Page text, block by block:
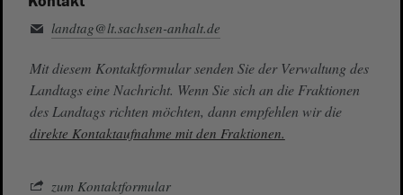
landtag@lt.sachsen-anhalt.de
Mit diesem Kontaktformular senden Sie der Verwaltung des
Landtags eine Nachricht. Wenn Sie sich an die Fraktionen
des Landtags richten möchten, dann empfehlen wir die
direkte Kontaktaufnahme mit den Fraktionen.
zum Kontaktformular